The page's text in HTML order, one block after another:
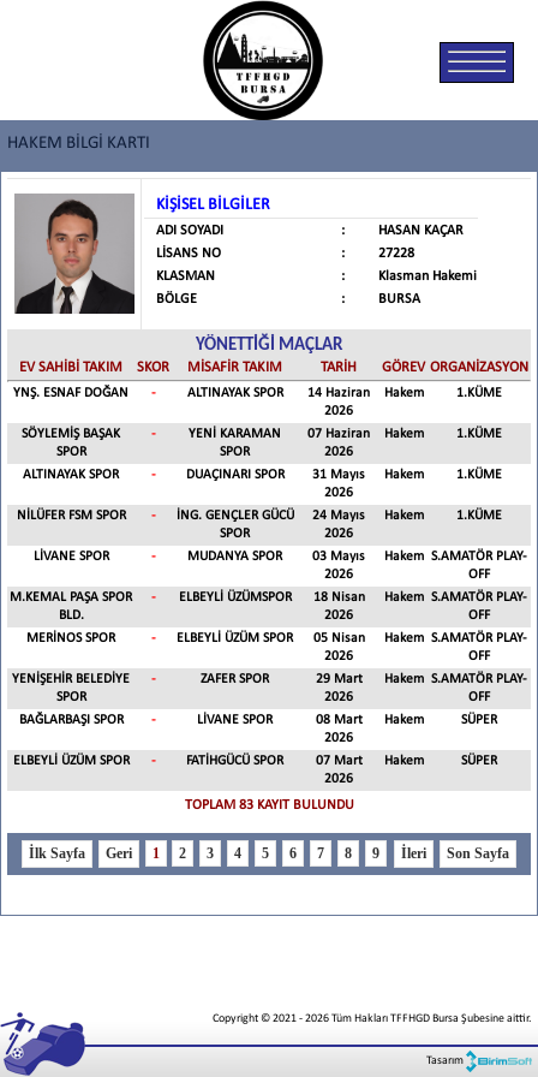
HAKEM BİLGİ KARTI
KİŞİSEL BİLGİLER
ADI SOYADI :
HASAN KAÇAR
LİSANS NO
:
27228
KLASMAN
:
Klasman Hakemi
BÖLGE
: BURSA
YÖNETTİĞİ MAÇLAR
EV SAHİBİ TAKIM SKOR MİSAFİR TAKIM TARİH GÖREV ORGANİZASYON
YNŞ. ESNAF DOĞAN
- ALTINAYAK SPOR
14 Haziran
2026
Hakem 1.KÜME
SÖYLEMİŞ BAŞAK
SPOR
-
YENİ KARAMAN
SPOR
07 Haziran
2026
Hakem 1.KÜME
ALTINAYAK SPOR - DUAÇINARI SPOR
31 Mayıs
2026
Hakem 1.KÜME
NİLÜFER FSM SPOR -
İNG. GENÇLER GÜCÜ
SPOR
24 Mayıs
2026
Hakem 1.KÜME
LİVANE SPOR - MUDANYA SPOR
03 Mayıs
2026
Hakem S.AMATÖR PLAY-
OFF
M.KEMAL PAŞA SPOR
BLD.
- ELBEYLİ ÜZÜMSPOR
18 Nisan
2026
Hakem S.AMATÖR PLAY-
OFF
MERİNOS SPOR
- ELBEYLİ ÜZÜM SPOR
05 Nisan
2026
Hakem S.AMATÖR PLAY-
OFF
YENİŞEHİR BELEDİYE
SPOR
- ZAFER SPOR
29 Mart
2026
Hakem S.AMATÖR PLAY-
OFF
BAĞLARBAŞI SPOR
- LİVANE SPOR
08 Mart
2026
Hakem SÜPER
ELBEYLİ ÜZÜM SPOR - FATİHGÜCÜ SPOR
07 Mart
2026
Hakem SÜPER
TOPLAM 83 KAYIT BULUNDU
1 2 3 4 5 6 7 8 9
Copyright © 2021-2026Tüm Hakları TFFHGD Bursa Şubesine aittir.
Tasarım